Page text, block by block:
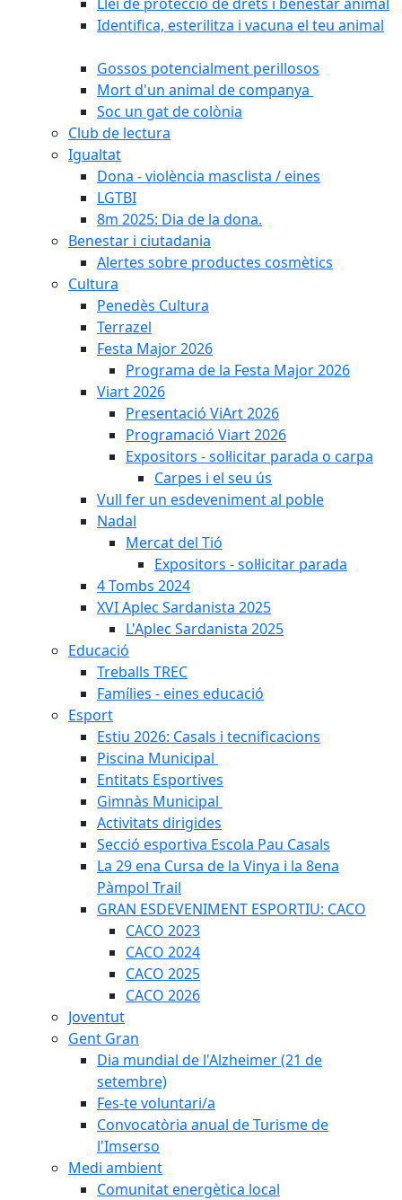
Identifica, esterilitza i vacuna el teu animal
Gossos potencialment perillosos
Mort d'un animal de companya
Soc un gat de colònia
Club de lectura
Igualtat
Dona - violència masclista / eines
LGTBI
8m 2025: Dia de la dona.
Benestar i ciutadania
Alertes sobre productes cosmètics
Cultura
Penedès Cultura
Terrazel
Festa Major 2026
Programa de la Festa Major 2026
Viart 2026
Presentació ViArt 2026
Programació Viart 2026
Expositors - sol·licitar parada o carpa
Carpes i el seu ús
Vull fer un esdeveniment al poble
Nadal
Mercat del Tió
Expositors - sol·licitar parada
4 Tombs 2024
XVI Aplec Sardanista 2025
L'Aplec Sardanista 2025
Educació
Treballs TREC
Famílies - eines educació
Esport
Estiu 2026: Casals i tecnificacions
Piscina Municipal
Entitats Esportives
Gimnàs Municipal
Activitats dirigides
Secció esportiva Escola Pau Casals
La 29 ena Cursa de la Vinya i la 8ena
Pàmpol Trail
GRAN ESDEVENIMENT ESPORTIU: CACO
CACO 2023
CACO 2024
CACO 2025
CACO 2026
Joventut
Gent Gran
Dia mundial de l'Alzheimer (21 de
setembre)
Fes-te voluntari/a
Convocatòria anual de Turisme de
l'Imserso
Medi ambient
Comunitat energètica local